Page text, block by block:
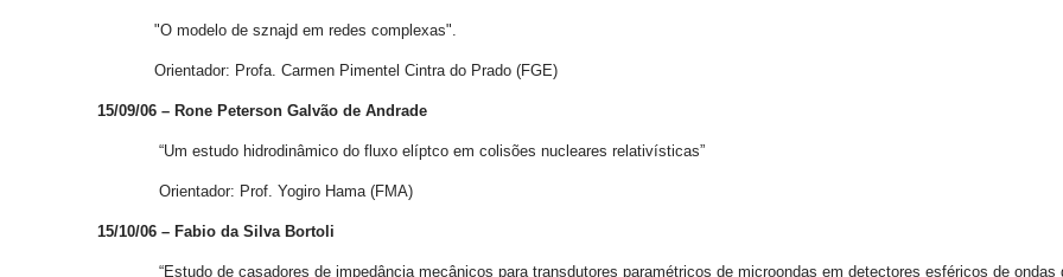
"O modelo de sznajd em redes complexas".
Orientador: Profa. Carmen Pimentel Cintra do Prado (FGE)
15/09/06 – Rone Peterson Galvão de Andrade
“Um estudo hidrodinâmico do fluxo elíptco em colisões nucleares relativísticas”
Orientador: Prof. Yogiro Hama (FMA)
15/10/06 – Fabio da Silva Bortoli
“Estudo de casadores de impedância mecânicos para transdutores paramétricos de microondas em detectores esféricos de ondas